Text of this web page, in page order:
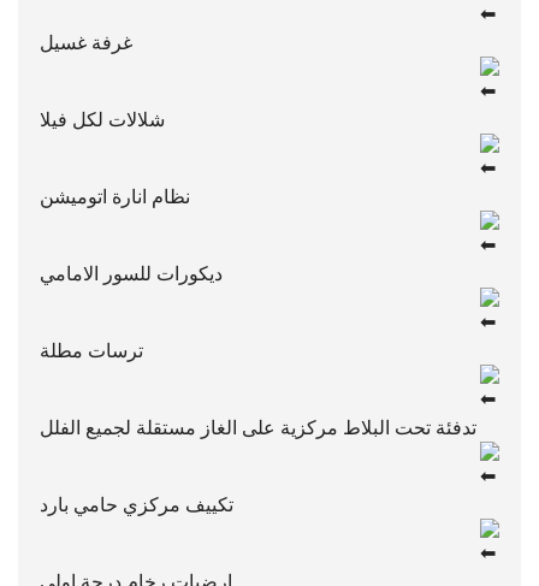
غرفة غسيل
شلالات لكل فيلا
نظام انارة اتوميشن
ديكورات للسور الامامي
ترسات مطلة
تدفئة تحت البلاط مركزية على الغاز مستقلة لجميع الفلل
تكييف مركزي حامي بارد